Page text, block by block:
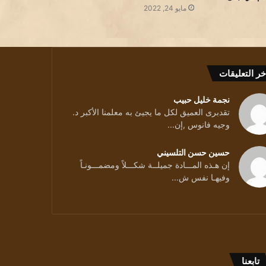
مايو 24, 2022
قليلا ../ بقلم الشاعرة سمية تكجي
التعليقات
نجمة خليل حبيب
تقدبرى العميق لكل ما يجيئ به معلمنا الأكبر د.
وجيه فانوس ,إن...
حسين حسن التلسيني
إن هـذه المـــادة جميلــة شكـــلاً ومضمـــونـاً
وفيهـا نفس ش...
تابعنا